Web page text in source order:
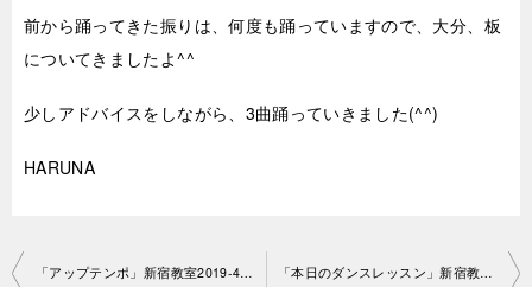
前から踊ってきた振りは、何度も踊っていますので、大分、板
についてきましたよ^^
少しアドバイスをしながら、3曲踊っていきました(^^)
HARUNA
投
「アップテンポ」新宿教室2019-4-22-no29-1186 「本日のダンスレッスン」新宿教室2019-4-24-no29-1119